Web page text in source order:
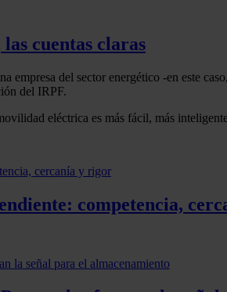
cuentas claras
empresa del sector energético -en este
del IRPF.
eléctrica es más fácil, más
competencia,